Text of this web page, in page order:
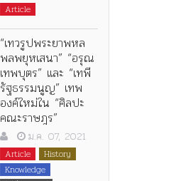
Article
“เทวรูปพระยาพหล
พลพยุหเสนา” “อรุณ
เทพบุตร” และ “เทพี
รัฐธรรมนูญ” เทพ
องค์ใหม่ใน “ศิลปะ
คณะราษฎร”
ม.ค. 07, 2021
Article
History
Knowledge